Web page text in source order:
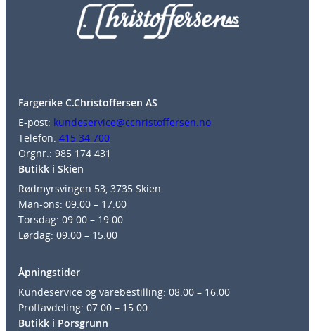
Fargerike C.Christoffersen AS
E-post: kundeservice@cchristoffersen.no
Telefon: 415 34 700
Orgnr.: 985 174 431
Butikk i Skien
Rødmyrsvingen 53, 3735 Skien
Man-ons: 09.00 – 17.00
Torsdag: 09.00 – 19.00
Lørdag: 09.00 – 15.00
Åpningstider
Kundeservice og varebestilling: 08.00 – 16.00
Proffavdeling: 07.00 – 15.00
Butikk i Porsgrunn